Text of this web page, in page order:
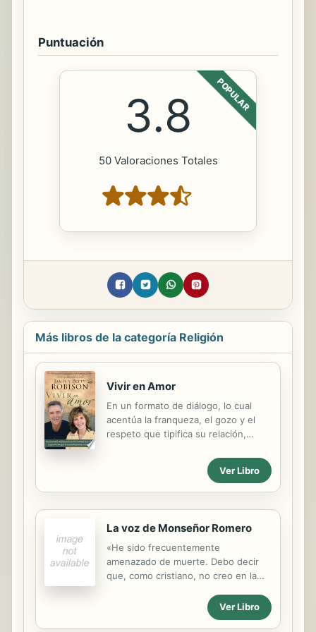
Puntuación
POPULAR
3.8
50 Valoraciones Totales
Más libros de la categoría Religión
Vivir en Amor
En un formato de diálogo, lo cual
acentúa la franqueza, el gozo y el
respeto que tipifica su relación,
práctica. Además, dan consejos
sobre asuntos matrimoniales como:
las expectativas, la confianza, las
paternidad, la comunicación y más.
Sobre todo, hacen hincapié en que
con Dios en el centro del matrimonio,
todo lo bueno es posible.
Ver Libro
La voz de Monseñor Romero
«He sido frecuentemente
amenazado de muerte. Debo decir
que, como cristiano, no creo en la
matan, resucitaré en el pueblo
salvadoreño. Lo digo sin ninguna
Ver Libro